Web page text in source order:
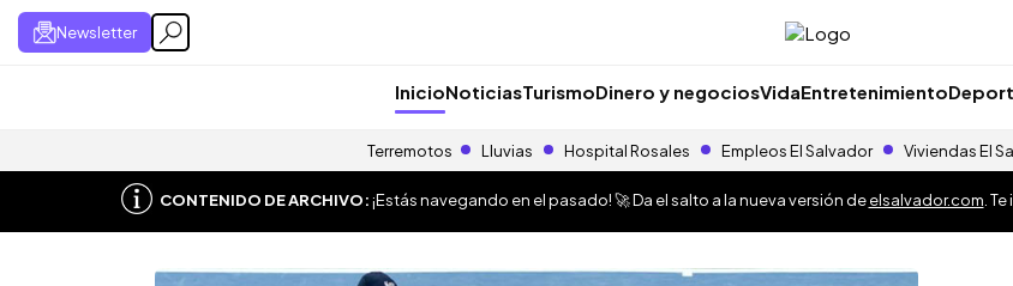
Newsletter
InicioNoticiasTurismoDinero y negociosVidaEntretenimiento
Terremotos Lluvias Hospital Rosales Empleos El Salvador Viviendas El
CONTENIDO DE ARCHIVO:¡Estás navegando en el pasado! 🚀 Da el salto a la nueva versión deelsalvador.com .